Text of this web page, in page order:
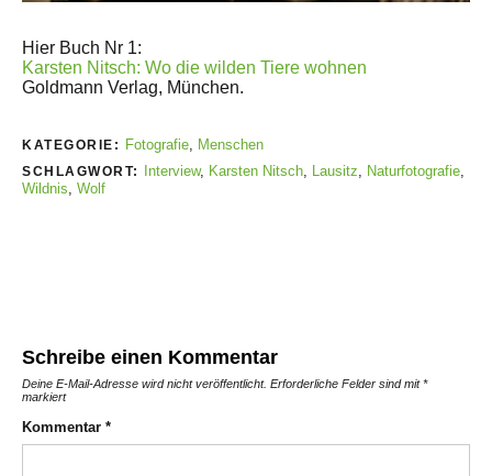
Hier Buch Nr 1:
Karsten Nitsch: Wo die wilden Tiere wohnen
Goldmann Verlag, München.
KATEGORIE: Fotografie, Menschen
SCHLAGWORT: Interview, Karsten Nitsch, Lausitz, Naturfotografie,
Wildnis, Wolf
Schreibe einen Kommentar
Deine E-Mail-Adresse wird nicht veröffentlicht. Erforderliche Felder sind mit*
markiert
Kommentar *